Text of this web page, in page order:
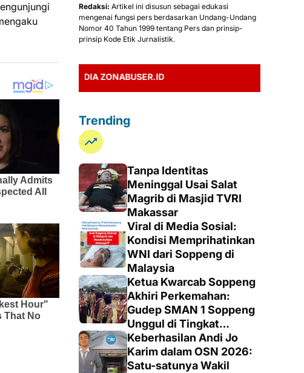
Redaksi: Artikel ini disusun sebagai edukasi
mengenai fungsi pers berdasarkan Undang-Undang
Nomor 40 Tahun 1999 tentang Pers dan prinsip-
prinsip Kode Etik Jurnalistik.
MEDIA ZONABUSER.ID
Trending
Tanpa Identitas
Meninggal Usai Salat
Magrib di Masjid TVRI
Makassar
Viral di Media Sosial:
Kondisi Memprihatinkan
WNI dari Soppeng di
Malaysia
Ketua Kwarcab Soppeng
Akhiri Perkemahan:
Gudep SMAN 1 Soppeng
Unggul di Tingkat
Penegak
Keberhasilan Andi Jo
Karim dalam OSN 2026:
Satu-satunya Wakil